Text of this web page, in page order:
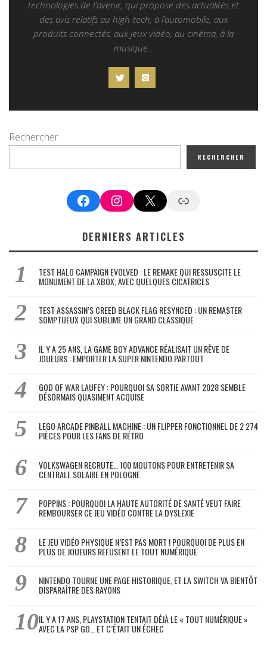
technologies de l'avenir, qui propose des actualités et
des avis relatifs au high-tech, à l’automobile, aux
produits connectés, aux jeux vidéo, au cinéma, à la
musique...
Rechercher
RECHERCHER
FacebookInstagram
X Google News
DERNIERS ARTICLES
TEST HALO CAMPAIGN EVOLVED : LE REMAKE QUI RESSUSCITE LE
MONUMENT DE LA XBOX, AVEC QUELQUES CICATRICES
TEST ASSASSIN’S CREED BLACK FLAG RESYNCED : UN REMASTER
SOMPTUEUX QUI SUBLIME UN GRAND CLASSIQUE
IL Y A 25 ANS, LA GAME BOY ADVANCE RÉALISAIT UN RÊVE DE
JOUEURS : EMPORTER LA SUPER NINTENDO PARTOUT
GOD OF WAR LAUFEY : POURQUOI SA SORTIE AVANT 2028 SEMBLE
DÉSORMAIS QUASIMENT ACQUISE
LEGO ARCADE PINBALL MACHINE : UN FLIPPER FONCTIONNEL DE 2 274
PIÈCES POUR LES FANS DE RÉTRO
VOLKSWAGEN RECRUTE… 100 MOUTONS POUR ENTRETENIR SA
CENTRALE SOLAIRE EN POLOGNE
POPPINS : POURQUOI LA HAUTE AUTORITÉ DE SANTÉ VEUT FAIRE
REMBOURSER CE JEU VIDÉO CONTRE LA DYSLEXIE
LE JEU VIDÉO PHYSIQUE N’EST PAS MORT ! POURQUOI DE PLUS EN
PLUS DE JOUEURS REFUSENT LE TOUT NUMÉRIQUE
NINTENDO TOURNE UNE PAGE HISTORIQUE, ET LA SWITCH VA BIENTÔT
DISPARAÎTRE DES RAYONS
IL Y A 17 ANS, PLAYSTATION TENTAIT DÉJÀ LE « TOUT NUMÉRIQUE »
AVEC LA PSP GO… ET C’ÉTAIT UN ÉCHEC